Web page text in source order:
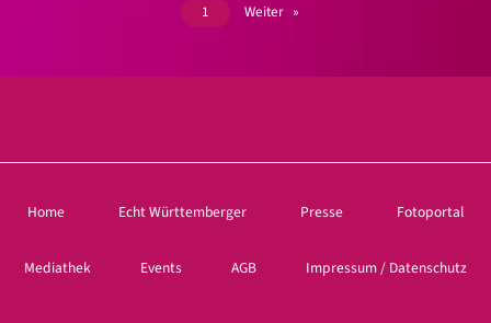
1 Weiter
Home Echt Württemberger Presse Fotoportal
Mediathek Events AGB Impressum / Datenschutz